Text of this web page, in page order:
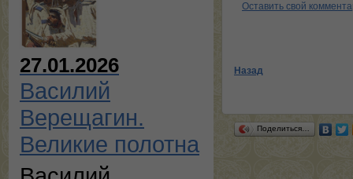
27.01.2026
Василий
Верещагин.
Великие полотна
Оставить свой
Назад
Поделиться…